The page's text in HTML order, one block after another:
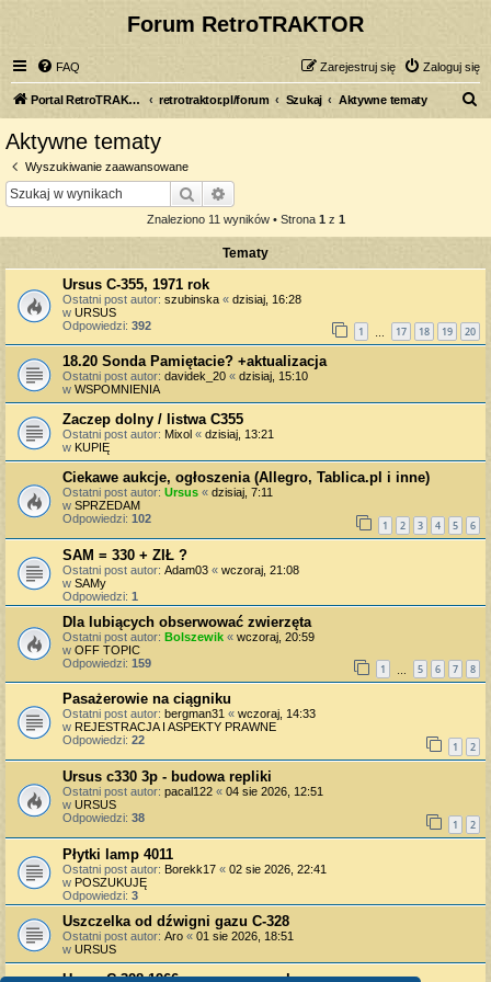
Forum RetroTRAKTOR
FAQ Zaloguj się
Zarejestruj się
Portal RetroTRAKTOR.pl retrotraktor.pl/forum Szukaj Aktywne tematy
Aktywne tematy
Wyszukiwanie zaawansowane
Szukaj
Znaleziono 11 wyników • Strona 1 z 1
Tematy
Ursus C-355, 1971 rok
Ostatni post autor: szubinska « dzisiaj, 16:28
w URSUS
Odpowiedzi: 392 1 17 18 19 20
18.20 Sonda Pamiętacie? +aktualizacja
Ostatni post autor: davidek_20 « dzisiaj, 15:10
w WSPOMNIENIA
Zaczep dolny / listwa C355
Ostatni post autor: Mixol « dzisiaj, 13:21
w KUPIĘ
Ciekawe aukcje, ogłoszenia (Allegro, Tablica.pl i inne)
Ostatni post autor: Ursus « dzisiaj, 7:11
w SPRZEDAM
Odpowiedzi: 102 1 2 3 4 5 6
SAM = 330 + ZIŁ ?
Ostatni post autor: Adam03 « wczoraj, 21:08
w SAMy
Odpowiedzi: 1
Dla lubiących obserwować zwierzęta
Ostatni post autor: Bolszewik « wczoraj, 20:59
w OFF TOPIC
Odpowiedzi: 159 1 5 6 7 8
Pasażerowie na ciągniku
Ostatni post autor: bergman31 « wczoraj, 14:33
w REJESTRACJA I ASPEKTY PRAWNE
Odpowiedzi: 22 1 2
Ursus c330 3p - budowa repliki
Ostatni post autor: pacal122 « 04 sie 2026, 12:51
w URSUS
Odpowiedzi: 38 1 2
Płytki lamp 4011
Ostatni post autor: Borekk17 « 02 sie 2026, 22:41
w POSZUKUJĘ
Odpowiedzi: 3
Uszczelka od dźwigni gazu C-328
Ostatni post autor: Aro « 01 sie 2026, 18:51
w URSUS